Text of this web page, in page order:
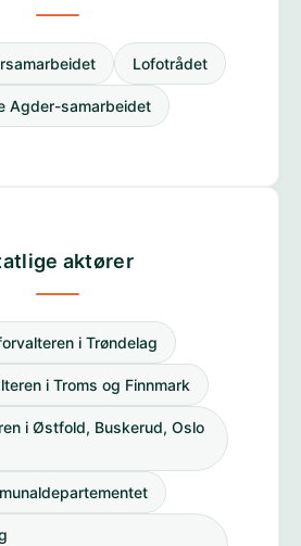
Lofotrådet
Agder-samarbeidet
aktører
i Trøndelag
i Troms og Finnmark
i Østfold, Buskerud, Oslo